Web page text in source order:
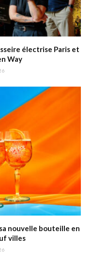
électrise Paris et
Way
nouvelle bouteille en
villes